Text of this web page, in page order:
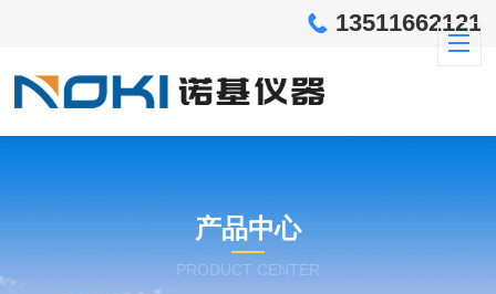
13511662121
产品中心
PRODUCT CENTER